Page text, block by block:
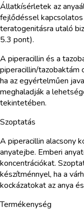
Állatkísérletek az
fejlődéssel
teratogenitásra utaló
5.3 pont).
A piperacillin és a
piperacillin/tazobaktám
ha az egyértelműen
meghaladják a
tekintetében.
Szoptatás
A piperacillin alacsony
anyatejbe. Emberi
koncentrációkat.
készítménnyel, ha a
kockázatokat az anya
Termékenység